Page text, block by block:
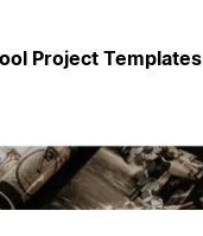
Project Templates